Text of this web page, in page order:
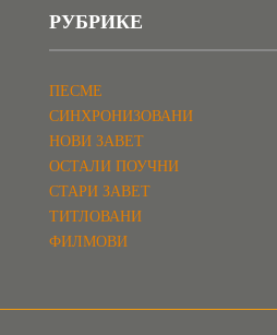
РУБРИКЕ
ПЕСМЕ
СИНХРОНИЗОВАНИ
НОВИ ЗАВЕТ
ОСТАЛИ ПОУЧНИ
СТАРИ ЗАВЕТ
ТИТЛОВАНИ
ФИЛМОВИ